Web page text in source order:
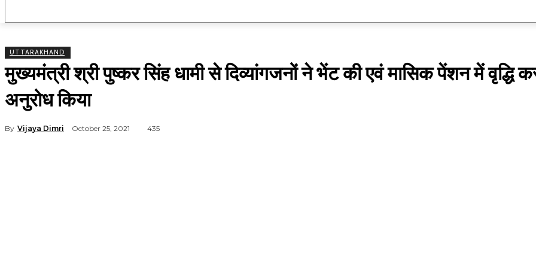
UTTARAKHAND
मुख्यमंत्री श्री पुष्कर सिंह धामी से दिव्यांगजनों ने भेंट की एवं मासिक पेंशन में वृद्धि
अनुरोध किया
By Vijaya Dimri October 25, 2021 435